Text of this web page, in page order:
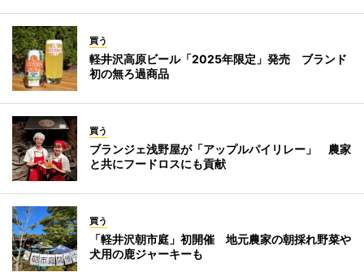
買う
軽井沢高原ビール「2025年限定」発売 ブランド
初の無ろ過商品
買う
ブランジェ浅野屋が「アップルパイリレー」 農家
と共にフードロスにも貢献
買う
「軽井沢朝市庭」初開催 地元農家の朝採れ野菜や
犬用の鹿ジャーキーも